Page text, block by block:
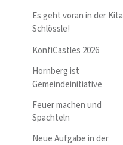
Es geht voran in der Kita
Schlössle!
KonfiCastles 2026
Hornberg ist
Gemeindeinitiative
Feuer machen und
Spachteln
Neue Aufgabe in der